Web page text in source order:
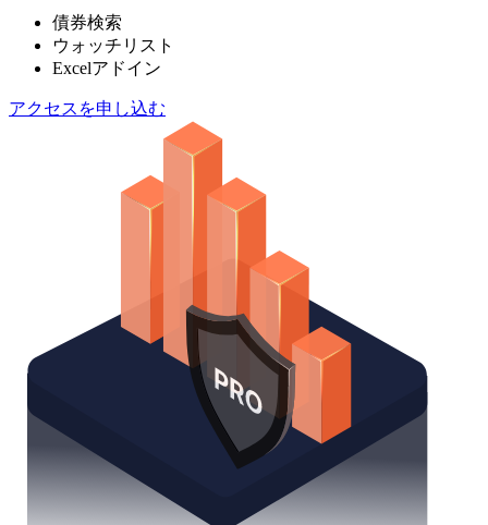
債券検索
ウォッチリスト
Excelアドイン
アクセスを申し込む